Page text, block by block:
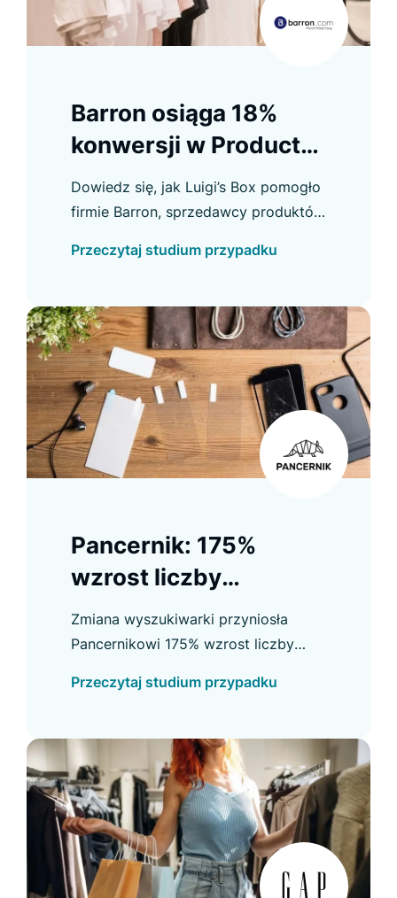
Barron osiąga 18%
konwersji w Product
Listing
Dowiedz się, jak Luigi’s Box pomogło
firmie Barron, sprzedawcy produktów
w e-commerce i osiągnąć inne ważne
Przeczytaj studium przypadku
Pancernik: 175%
wzrost liczby
użytkowników
korzystających z
wyszukiwarki
Zmiana wyszukiwarki przyniosła
Pancernikowi 175% wzrost liczby
poprawę konwersji, kliknięć i innych
Przeczytaj studium przypadku